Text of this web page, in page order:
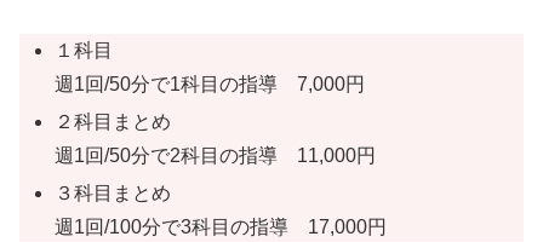
１科目
週1回/50分で1科目の指導 7,000円
２科目まとめ
週1回/50分で2科目の指導 11,000円
３科目まとめ
週1回/100分で3科目の指導 17,000円